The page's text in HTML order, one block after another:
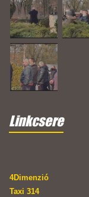
Linkcsere
4Dimenzió
Taxi 314